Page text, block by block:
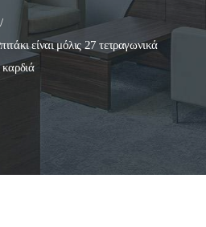
είναι μόλις 27 τετραγωνικά